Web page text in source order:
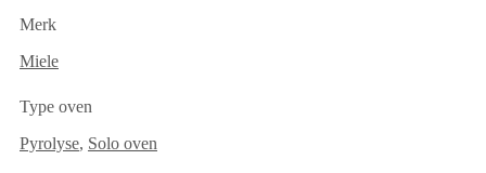
Merk
Miele
Type oven
Pyrolyse, Solo oven